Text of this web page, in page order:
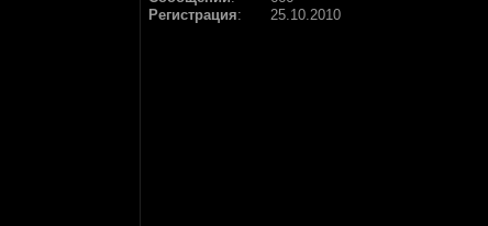
Регистрация: 25.10.2010